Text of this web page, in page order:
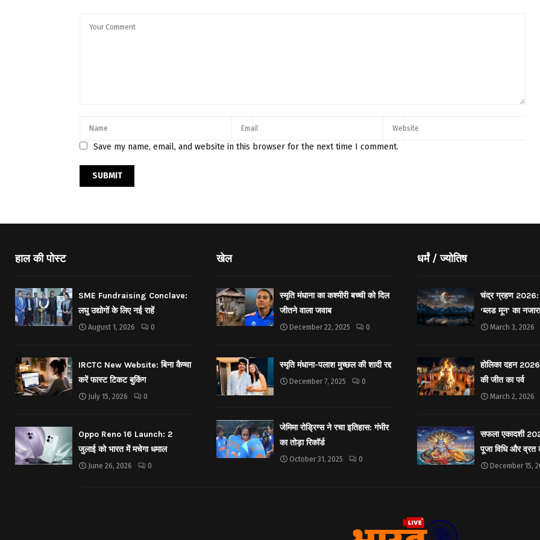
Save my name, email, and website in this browser for the next time I comment.
हाल की पोस्ट
SME Fundraising Conclave:
लघु उद्योगों के लिए नई राहें
August 1, 2026 0
IRCTC New Website: बिना कैप्चा
करें फास्ट टिकट बुकिंग
July 15, 2026 0
Oppo Reno 16 Launch: 2
जुलाई को भारत में मचेगा धमाल
June 26, 2026 0
खेल
स्मृति मंधाना का कश्मीरी बच्ची को दिल
जीतने वाला जवाब
December 22, 2025 0
स्मृति मंधाना-पलाश मुच्छल की शादी रद्द
December 7, 2025 0
जेमिमा रोड्रिग्स ने रचा इतिहास: गंभीर
का तोड़ा रिकॉर्ड
October 31, 2025 0
धर्मं / ज्योतिष
चंद्र ग्रहण 2026:
‘ब्लड मून’ का नजारा
March 3, 2026
होलिका दहन
की जीत का पर्व
March 2, 2026
सफला एकादशी
पूजा विधि और व्रत
December 15,